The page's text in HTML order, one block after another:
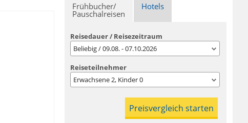
Frühbucher/
Pauschalreisen
Hotels
Reisedauer / Reisezeitraum
Beliebig / 09.08. - 07.10.2026
Reiseteilnehmer
Erwachsene2, Kinder0